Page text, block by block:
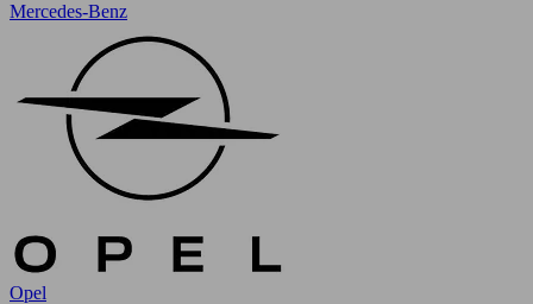
Mercedes-Benz
Opel